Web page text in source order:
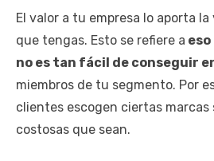
El valor a tu empresa lo aporta
que tengas. Esto se refiere a
no es tan fácil de conseguir
miembros de tu segmento. Por
clientes escogen ciertas marcas
costosas que sean.